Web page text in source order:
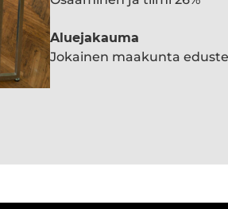
Aluejakauma
Jokainen maakunta